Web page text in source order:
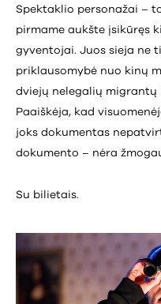
Spektaklio personažai –
pirmame aukšte įsikūręs
gyventojai. Juos sieja ne
priklausomybė nuo kinų
dviejų nelegalių migrantų
Paaiškėja, kad
joks dokumentas
dokumento – nėra
Su bilietais.